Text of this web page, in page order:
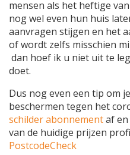
mensen als het heftige
nog wel even hun huis
aanvragen stijgen en het
of wordt zelfs misschien
dan hoef ik u niet uit te
doet.
Dus nog even een tip om
beschermen tegen het
schilder abonnementaf
van de huidige prijzen
PostcodeCheck